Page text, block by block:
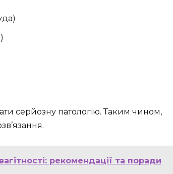
серйозну патологію. Таким чином,
рекомендації та поради